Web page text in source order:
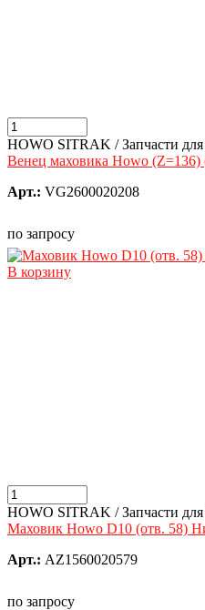
HOWO SITRAK / Запчасти
Венец маховика Howo (Z=136)
Арт.: VG2600020208
по запросу
В корзину
HOWO SITRAK / Запчасти
Маховик Howo D10 (отв. 58)
Арт.: AZ1560020579
по запросу